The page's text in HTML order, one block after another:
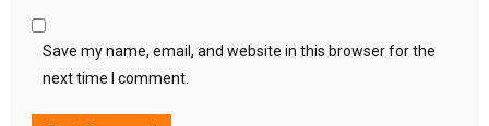
Save my name, email, and website in this browser for the
next time I comment.